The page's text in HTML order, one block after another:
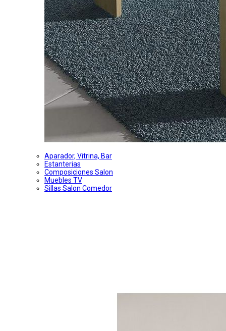
Aparador, Vitrina, Bar
Estanterias
Composiciones Salon
Muebles TV
Sillas Salon Comedor